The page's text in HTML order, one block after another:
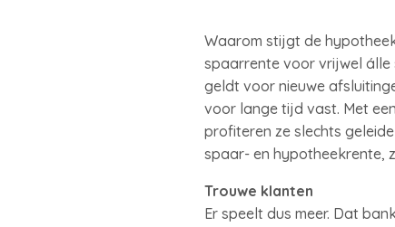
Waarom stijgt de
spaarrente voor vrijwel álle
geldt voor nieuwe
voor lange tijd vast. Met
profiteren ze slechts
spaar- en hypotheekrente,
Trouwe klanten
Er speelt dus meer. Dat